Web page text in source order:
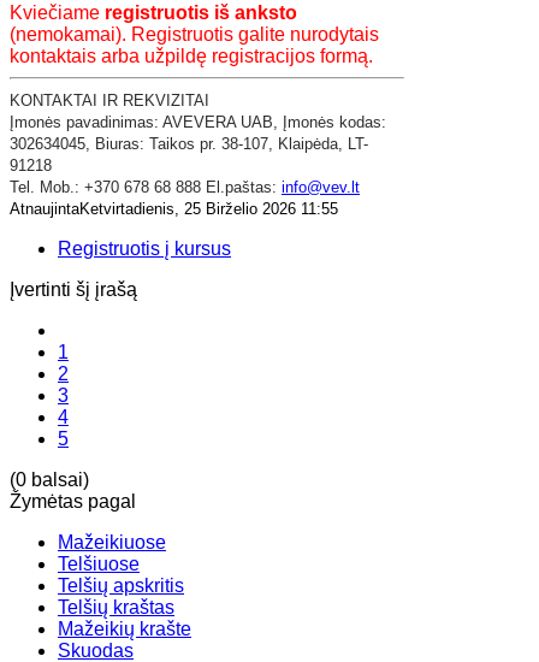
Kviečiame registruotis iš anksto
(nemokamai). Registruotis galite nurodytais
kontaktais arba užpildę registracijos formą.
KONTAKTAI IR REKVIZITAI
​Įmonės pavadinimas: AVEVERA UAB, Įmonės kodas:
302634045, Biuras: Taikos pr. 38-107, Klaipėda, LT-
91218
Tel. Mob.: +370 678 68 888 El.paštas: info@vev.lt
AtnaujintaKetvirtadienis, 25 Birželio 2026 11:55
Registruotis į kursus
Įvertinti šį įrašą
1
2
3
4
5
(0 balsai)
Žymėtas pagal
Mažeikiuose
Telšiuose
Telšių apskritis
Telšių kraštas
Mažeikių krašte
Skuodas